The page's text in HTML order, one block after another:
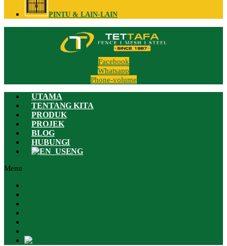
PINTU & LAIN-LAIN
Facebook
Whatsapp
Phone-volume
UTAMA
TENTANG KITA
PRODUK
PROJEK
BLOG
HUBUNGI
ENG
Menu